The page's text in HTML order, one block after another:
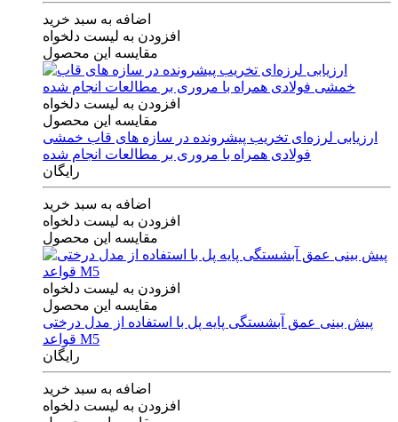
اضافه به سبد خرید
افزودن به لیست دلخواه
مقایسه این محصول
افزودن به لیست دلخواه
مقایسه این محصول
ارزیابی لرزه‌ای تخریب پیشرونده در سازه های قاب خمشی
فولادی همراه با مروری بر مطالعات انجام شده
رایگان
اضافه به سبد خرید
افزودن به لیست دلخواه
مقایسه این محصول
افزودن به لیست دلخواه
مقایسه این محصول
پیش بینی عمق آبشستگی پایه پل با استفاده از مدل درختی
قواعد M5
رایگان
اضافه به سبد خرید
افزودن به لیست دلخواه